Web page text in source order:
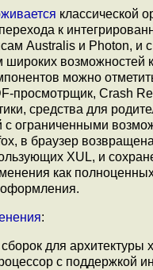
классической
к
Australis и Photon, и с
широких возможностей
можно
просмотрщик, Сrash
средства для
с ограниченными
в браузер
XUL, и
как
оформления.
:
для архитектуры
с поддержкой